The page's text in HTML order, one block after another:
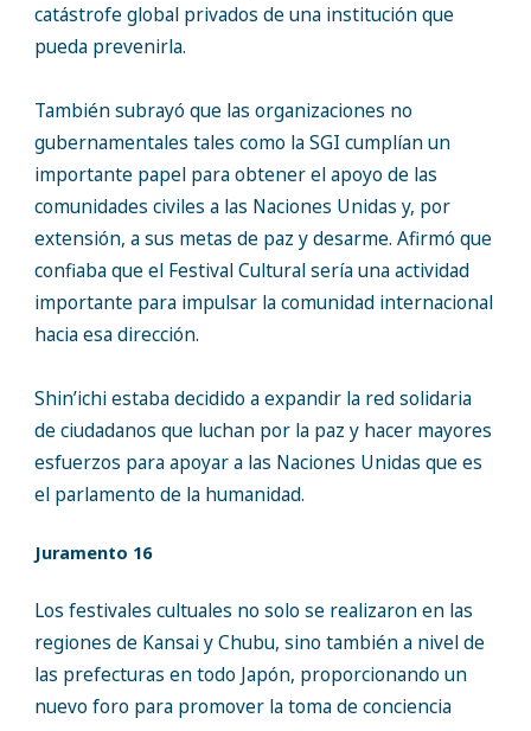
catástrofe global privados de una institución que
pueda prevenirla.
También subrayó que las organizaciones no
gubernamentales tales como la SGI cumplían un
importante papel para obtener el apoyo de las
comunidades civiles a las Naciones Unidas y, por
extensión, a sus metas de paz y desarme. Afirmó que
confiaba que el Festival Cultural sería una actividad
importante para impulsar la comunidad internacional
hacia esa dirección.
Shin’ichi estaba decidido a expandir la red solidaria
de ciudadanos que luchan por la paz y hacer mayores
esfuerzos para apoyar a las Naciones Unidas que es
el parlamento de la humanidad.
Juramento 16
Los festivales cultuales no solo se realizaron en las
regiones de Kansai y Chubu, sino también a nivel de
las prefecturas en todo Japón, proporcionando un
nuevo foro para promover la toma de conciencia